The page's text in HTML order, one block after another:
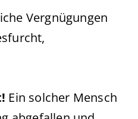
Vergnügungen
Ein solcher Mensch